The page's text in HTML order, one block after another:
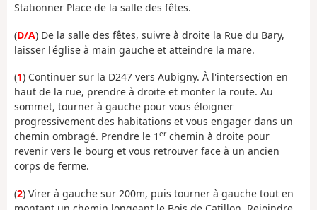
Stationner Place de la salle des fêtes.
(D/A) De la salle des fêtes, suivre à droite la Rue du Bary,
laisser l'église à main gauche et atteindre la mare.
(1) Continuer sur la D247 vers Aubigny. À l'intersection en
haut de la rue, prendre à droite et monter la route. Au
sommet, tourner à gauche pour vous éloigner
progressivement des habitations et vous engager dans un
chemin ombragé. Prendre le 1 er chemin à droite pour
revenir vers le bourg et vous retrouver face à un ancien
corps de ferme.
(2) Virer à gauche sur 200m, puis tourner à gauche tout en